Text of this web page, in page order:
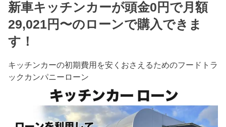
新車キッチンカーが頭金0円で月額
29,021円〜のローンで購入できま
す！
キッチンカーの初期費用を安くおさえるためのフードトラ
ックカンパニーローン